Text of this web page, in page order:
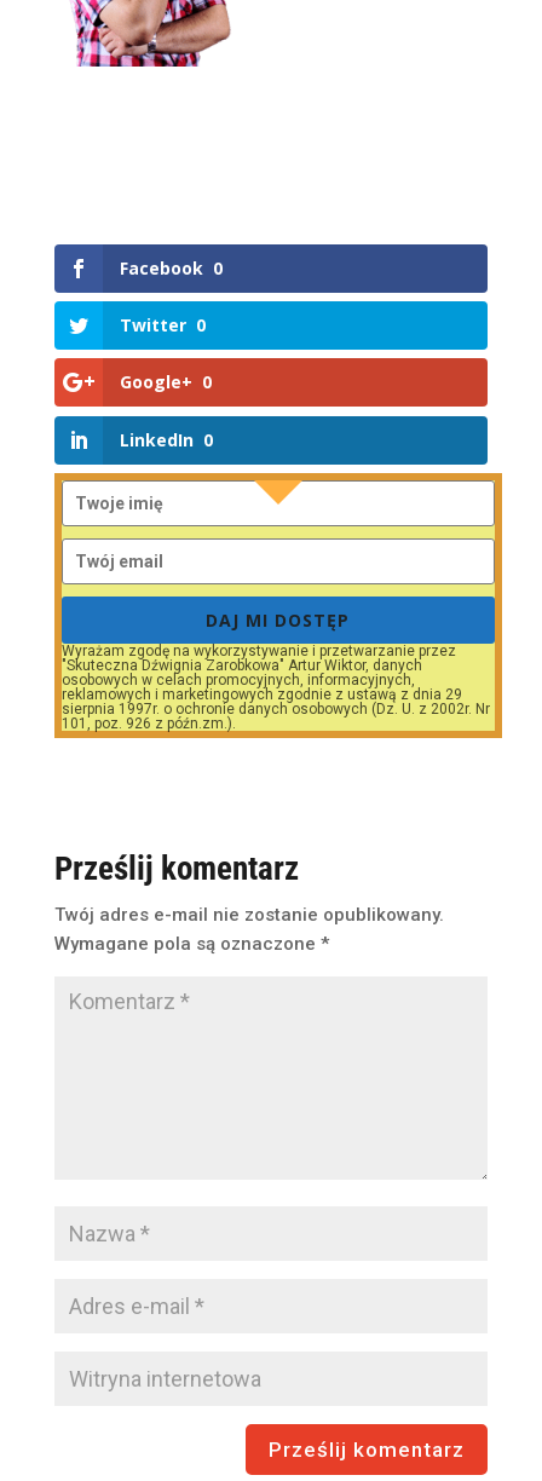
Facebook 0
Twitter 0
Google+ 0
LinkedIn 0
DAJ MI DOSTĘP
Wyrażam zgodę na wykorzystywanie i przetwarzanie przez
"Skuteczna Dźwignia Zarobkowa" Artur Wiktor, danych
osobowych w celach promocyjnych, informacyjnych,
reklamowych i marketingowych zgodnie z ustawą z dnia 29
sierpnia 1997r. o ochronie danych osobowych (Dz. U. z 2002r. Nr
101, poz. 926 z późn.zm.).
Prześlij komentarz
Twój adres e-mail nie zostanie opublikowany.
Wymagane pola są oznaczone *